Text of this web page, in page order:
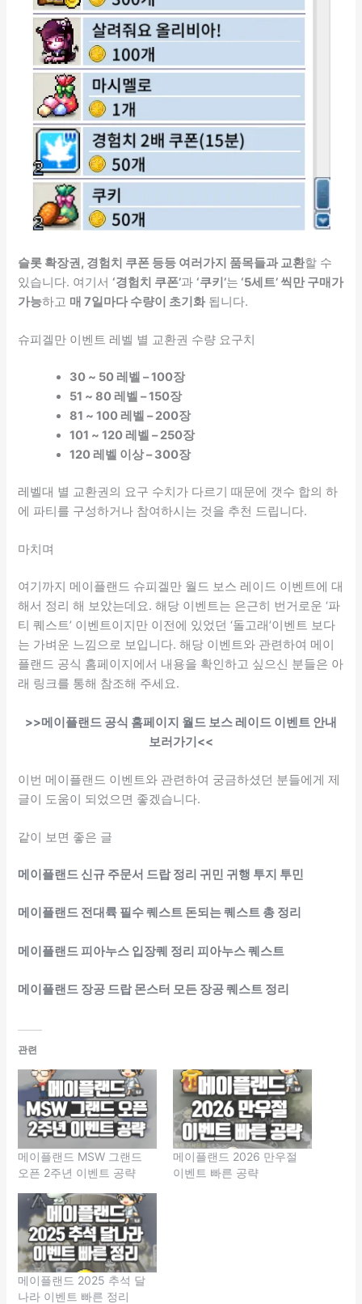
슬롯 확장권, 경험치 쿠폰 등등 여러가지 품목들과 교환할 수
있습니다. 여기서 ‘경험치 쿠폰’과 ‘쿠키’는 ‘5세트’ 씩만 구매가
가능하고 매 7일마다 수량이 초기화됩니다.
슈피겔만 이벤트 레벨 별 교환권 수량 요구치
30 ~ 50 레벨 – 100장
51 ~ 80 레벨 – 150장
81 ~ 100 레벨 – 200장
101 ~ 120 레벨 – 250장
120 레벨 이상 – 300장
레벨대 별 교환권의 요구 수치가 다르기 때문에 갯수 합의 하
에 파티를 구성하거나 참여하시는 것을 추천 드립니다.
마치며
여기까지 메이플랜드 슈피겔만 월드 보스 레이드 이벤트에 대
해서 정리 해 보았는데요. 해당 이벤트는 은근히 번거로운 ‘파
티 퀘스트’ 이벤트이지만 이전에 있었던 ‘돌고래’이벤트 보다
는 가벼운 느낌으로 보입니다. 해당 이벤트와 관련하여 메이
플랜드 공식 홈페이지에서 내용을 확인하고 싶으신 분들은 아
래 링크를 통해 참조해 주세요.
>>메이플랜드 공식 홈페이지 월드 보스 레이드 이벤트 안내
보러가기<<
이번 메이플랜드 이벤트와 관련하여 궁금하셨던 분들에게 제
글이 도움이 되었으면 좋겠습니다.
같이 보면 좋은 글
메이플랜드 신규 주문서 드랍 정리 귀민 귀행 투지 투민
메이플랜드 전대륙 필수 퀘스트 돈되는 퀘스트 총 정리
메이플랜드 피아누스 입장퀘 정리 피아누스 퀘스트
메이플랜드 장공 드랍 몬스터 모든 장공 퀘스트 정리
관련
메이플랜드 MSW 그랜드
오픈 2주년 이벤트 공략
메이플랜드 2026 만우절
이벤트 빠른 공략
메이플랜드 2025 추석 달
나라 이벤트 빠른 정리